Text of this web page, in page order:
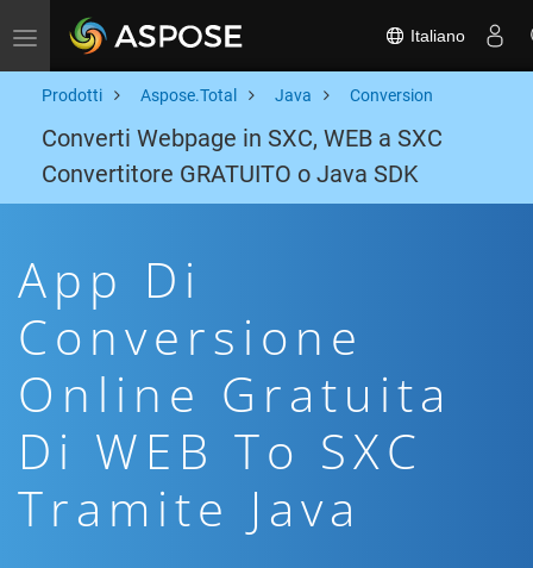
Toggle navigation Italiano
Prodotti Aspose.Total Java Conversion
Converti Webpage in SXC, WEB a SXC
Convertitore GRATUITO o Java SDK
App Di
Conversione
Online Gratuita
Di WEB To SXC
Tramite Java